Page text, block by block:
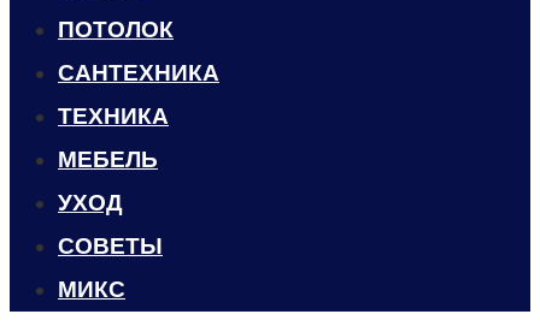
ПОТОЛОК
САНТЕХНИКА
ТЕХНИКА
МЕБЕЛЬ
УХОД
CОВЕТЫ
МИКС